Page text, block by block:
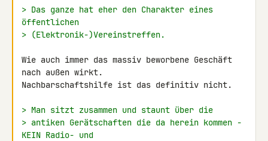
> Das ganze hat eher den Charakter eines
öffentlichen
> (Elektronik-)Vereinstreffen.
Wie auch immer das massiv beworbene Geschäft
nach außen wirkt.
Nachbarschaftshilfe ist das definitiv nicht.
> Man sitzt zusammen und staunt über die
> antiken Gerätschaften die da herein kommen -
KEIN Radio- und